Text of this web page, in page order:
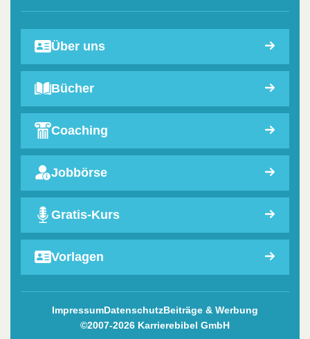
Über uns
Bücher
Coaching
Jobbörse
Gratis-Kurs
Vorlagen
©2007-2026 Karrierebibel GmbH
ImpressumDatenschutzBeiträge & Werbung